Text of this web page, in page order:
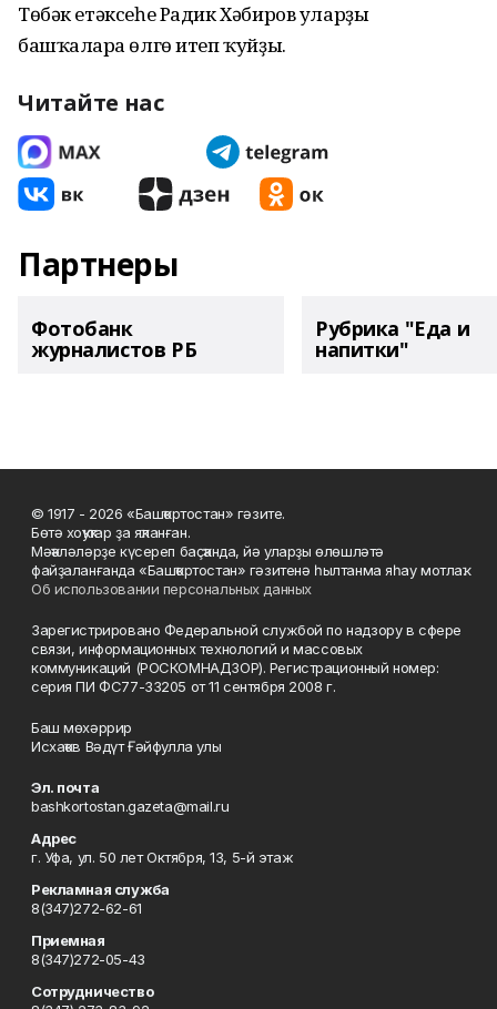
Төбәк етәксеһе Радик Хәбиров уларҙы
башҡаларға өлгө итеп ҡуйҙы.
Читайте нас
Партнеры
Фотобанк
журналистов РБ
Рубрика "Еда и
напитки"
© 1917 - 2026 «Башҡортостан» гәзите.
Бөтә хоҡуҡтар ҙа яҡланған.
Мәҡәләләрҙе күсереп баҫҡанда, йә уларҙы өлөшләтә
файҙаланғанда «Башҡортостан» гәзитенә һылтанма яһау мотлаҡ.
Об использовании персональных данных
Зарегистрировано Федеральной службой по надзору в сфере
связи, информационных технологий и массовых
коммуникаций (РОСКОМНАДЗОР). Регистрационный номер:
серия ПИ ФС77-33205 от 11 сентября 2008 г.
Баш мөхәррир
Исхаҡов Вәдүт Ғәйфулла улы
Эл. почта
bashkortostan.gazeta@mail.ru
Адрес
г. Уфа, ул. 50 лет Октября, 13, 5-й этаж
Рекламная служба
8(347)272-62-61
Приемная
8(347)272-05-43
Сотрудничество